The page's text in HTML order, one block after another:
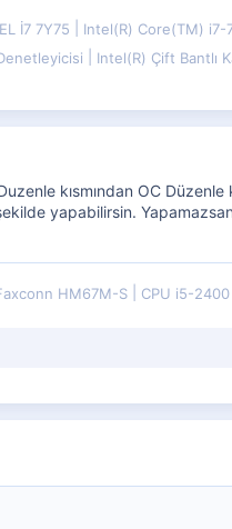
İ7 7Y75 Intel(R) Core(TM) i7-
Intel(R) Çift Bantlı
kısmından OC
yapabilirsin.
HM67M-S CPU i5-2400